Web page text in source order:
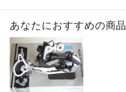
あなたにおすすめの商品